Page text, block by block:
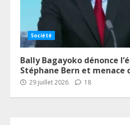
Société
Bally Bagayoko dénonce
Stéphane Bern et menace
29 juillet 2026 18